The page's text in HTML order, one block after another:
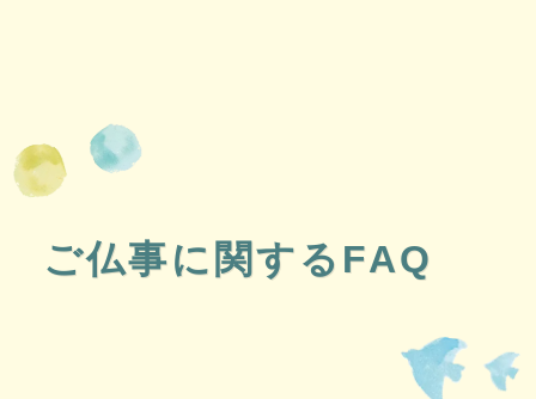
ご仏事に関するFAQ